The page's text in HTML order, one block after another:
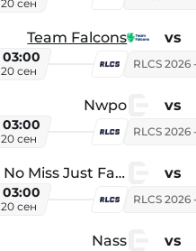
20 сен
Team Falcons vs
03:00
20 сен
Nwpo vs
03:00
20 сен
No Miss Just Fake vs
03:00
20 сен
Nass vs